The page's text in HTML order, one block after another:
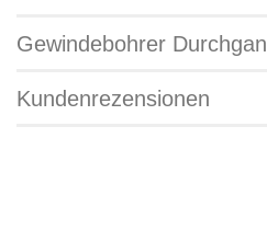
Gewindebohrer
Kundenrezensionen